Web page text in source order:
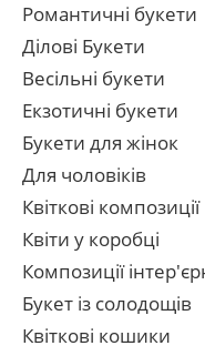
Романтичні букети
Ділові Букети
Весільні букети
Екзотичні букети
Букети для жінок
Для чоловіків
Квіткові композиції
Квіти у коробці
Композиції
Букет із солодощів
Квіткові кошики